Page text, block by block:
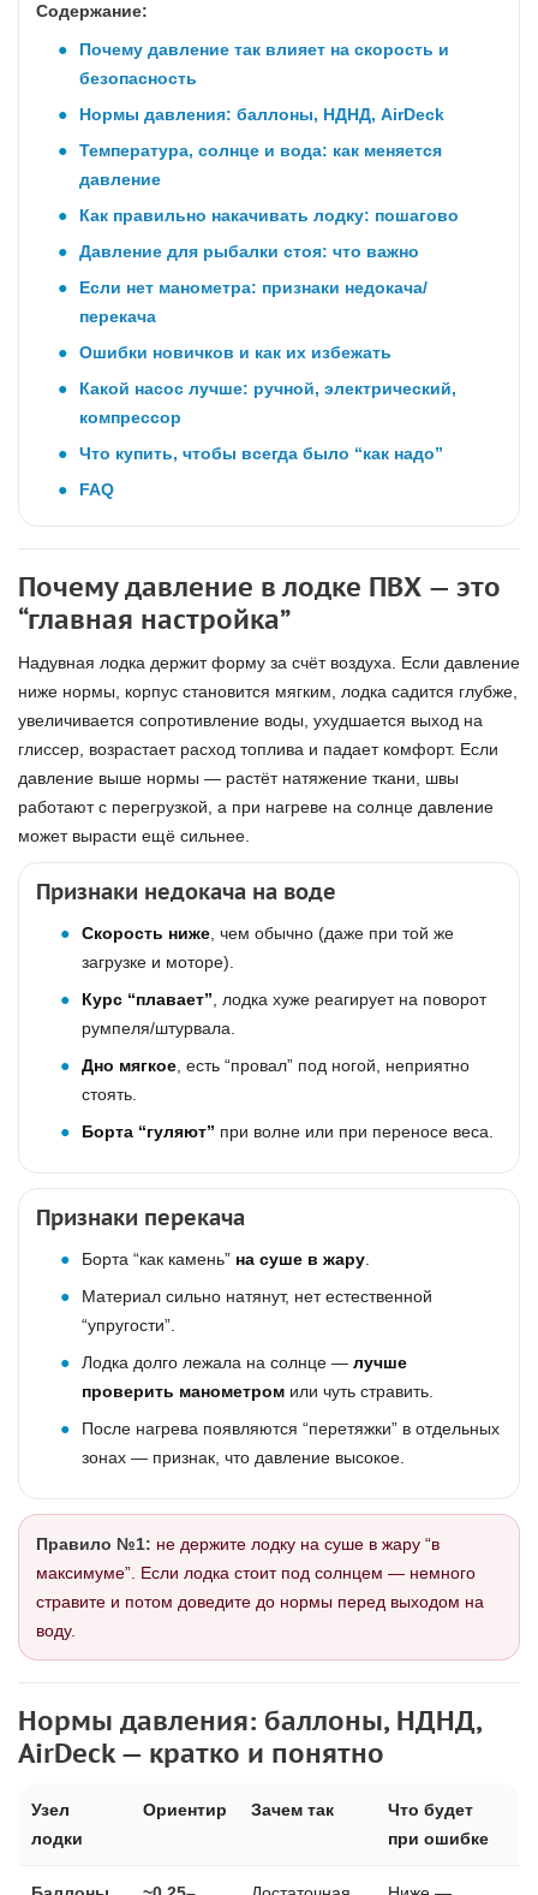
Содержание:
Почему давление так влияет на скорость и
безопасность
Нормы давления: баллоны, НДНД, AirDeck
Температура, солнце и вода: как меняется
давление
Как правильно накачивать лодку: пошагово
Давление для рыбалки стоя: что важно
Если нет манометра: признаки недокача/
перекача
Ошибки новичков и как их избежать
Какой насос лучше: ручной, электрический,
компрессор
Что купить, чтобы всегда было “как надо”
FAQ
Почему давление в лодке ПВХ — это
“главная настройка”
Надувная лодка держит форму за счёт воздуха. Если давление
ниже нормы, корпус становится мягким, лодка садится глубже,
увеличивается сопротивление воды, ухудшается выход на
глиссер, возрастает расход топлива и падает комфорт. Если
давление выше нормы — растёт натяжение ткани, швы
работают с перегрузкой, а при нагреве на солнце давление
может вырасти ещё сильнее.
Признаки недокача на воде
Скорость ниже , чем обычно (даже при той же
загрузке и моторе).
Курс “плавает” , лодка хуже реагирует на поворот
румпеля/штурвала.
Дно мягкое , есть “провал” под ногой, неприятно
стоять.
Борта “гуляют” при волне или при переносе веса.
Признаки перекача
Борта “как камень” на суше в жару
Материал сильно натянут, нет естественной
“упругости”.
Лодка долго лежала на солнце — лучше
проверить манометром или чуть стравить.
После нагрева появляются “перетяжки” в отдельных
зонах — признак, что давление высокое.
Правило №1: не держите лодку на суше в жару “в
максимуме”. Если лодка стоит под солнцем — немного
стравите и потом доведите до нормы перед выходом на
воду.
Нормы давления: баллоны, НДНД,
AirDeck — кратко и понятно
Узел
лодки
Ориентир Зачем так
Что будет
при ошибке